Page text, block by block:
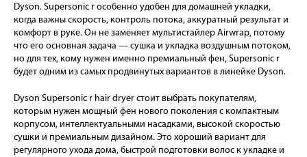
Dyson. Supersonic r особенно удобен для домашней укладки,
когда важны скорость, контроль потока, аккуратный результат и
комфорт в руке. Он не заменяет мультистайлер Airwrap, потому
что его основная задача — сушка и укладка воздушным потоком,
но для тех, кому нужен именно премиальный фен, Supersonic r
будет одним из самых продвинутых вариантов в линейке Dyson.
Dyson Supersonic r hair dryer стоит выбрать покупателям,
которым нужен мощный фен нового поколения с компактным
корпусом, интеллектуальными насадками, высокой скоростью
сушки и премиальным дизайном. Это хороший вариант для
регулярного ухода дома, быстрой подготовки волос к укладке и